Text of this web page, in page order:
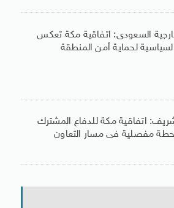
السعودى: اتفاقية مكة تعكس
السياسية لحماية أمن المنطقة
اتفاقية مكة للدفاع المشترك
مفصلية فى مسار التعاون